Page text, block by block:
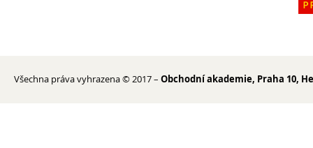
Mezinárodní spolupráce
Všechna práva vyhrazena © 2017 – Obchodní akademie, Praha 10,